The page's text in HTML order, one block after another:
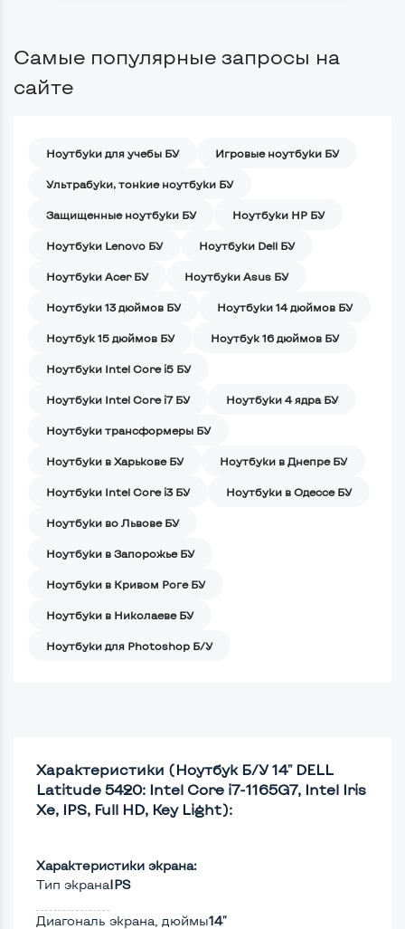
Самые популярные запросы на
сайте
Ноутбуки для учебы БУ Игровые ноутбуки БУ
Ультрабуки, тонкие ноутбуки БУ
Защищенные ноутбуки БУ Ноутбуки HP БУ
Ноутбуки Lenovo БУ Ноутбуки Dell БУ
Ноутбуки Acer БУ Ноутбуки Asus БУ
Ноутбуки 13 дюймов БУ Ноутбуки 14 дюймов БУ
Ноутбук 15 дюймов БУ Ноутбук 16 дюймов БУ
Ноутбуки Intel Core i5 БУ
Ноутбуки Intel Core i7 БУ Ноутбуки 4 ядра БУ
Ноутбуки трансформеры БУ
Ноутбуки в Харькове БУ Ноутбуки в Днепре БУ
Ноутбуки Intel Core i3 БУ Ноутбуки в Одессе БУ
Ноутбуки во Львове БУ
Ноутбуки в Запорожье БУ
Ноутбуки в Кривом Роге БУ
Ноутбуки в Николаеве БУ
Ноутбуки для Photoshop Б/У
Характеристики (Ноутбук Б/У 14" DELL
Latitude 5420: Intel Core i7-1165G7, Intel Iris
Xe, IPS, Full HD, Key Light):
Характеристики экрана:
Тип экранаIPS
Диагональ экрана, дюймы14"